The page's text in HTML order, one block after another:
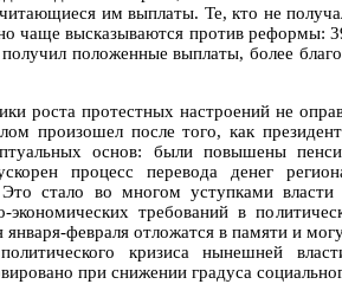
им выплаты. Те, кто не
чаще высказываются против реформы:
положенные выплаты, более
роста протестных настроений не
произошел после того, как
основ: были повышены
процесс перевода денег
стало во многом уступками власти
экономических требований в
февраля отложатся в памяти и
кризиса нынешней
при снижении градуса